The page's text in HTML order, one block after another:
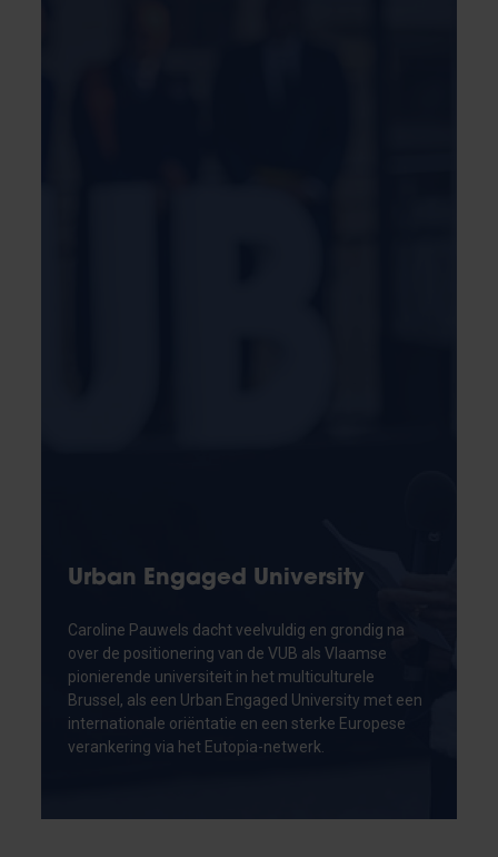
Urban Engaged University
Caroline Pauwels dacht veelvuldig en grondig na
over de positionering van de VUB als Vlaamse
pionierende universiteit in het multiculturele
Brussel, als een Urban Engaged University met een
internationale oriëntatie en een sterke Europese
verankering via het Eutopia-netwerk.